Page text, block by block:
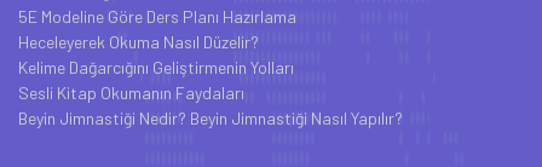
5E Modeline Göre Ders Planı Hazırlama
Heceleyerek Okuma Nasıl Düzelir?
Kelime Dağarcığını Geliştirmenin Yolları
Sesli Kitap Okumanın Faydaları
Beyin Jimnastiği Nedir? Beyin Jimnastiği Nasıl Yapılır?